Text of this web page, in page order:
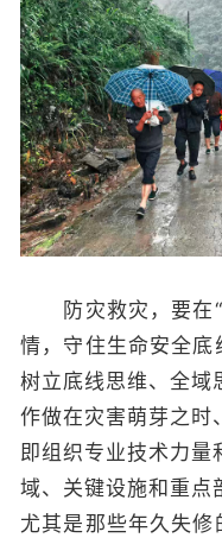
防灾救灾，要在“
情，守住生命安全底
树立底线思维、全域
作做在灾害萌芽之时
即组织专业技术力
域、关键设施和重点
尤其是那些年久失修